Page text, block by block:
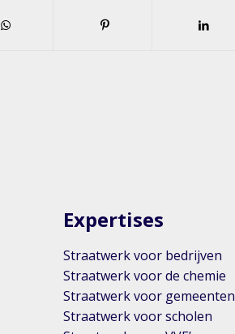
Expertises
Straatwerk voor bedrijven
Straatwerk voor de chemie
Straatwerk voor gemeenten
Straatwerk voor scholen